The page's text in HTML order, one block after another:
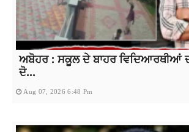
ਅਬੋਹਰ : ਸਕੂਲ ਦੇ ਬਾਹਰ ਵਿਦਿਆਰਥੀਆਂ
ਦੋ...
Aug 07, 2026 6:48 Pm